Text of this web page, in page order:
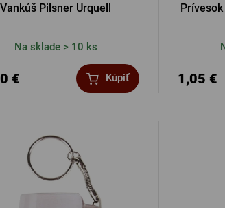
Vankúš Pilsner Urquell
Na sklade > 10 ks
€ Kúpiť 1,05 €